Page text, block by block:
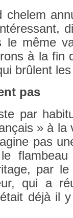
chelem
même
à la fin
brûlent
pas
par
» à la
pas
par le
qui a
déjà il